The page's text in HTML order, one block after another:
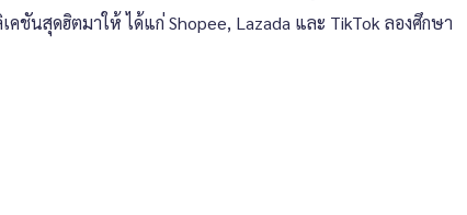
ชันสุดฮิตมาให้ ได้แก่ Shopee, Lazada และ TikTok ลองศึกษา